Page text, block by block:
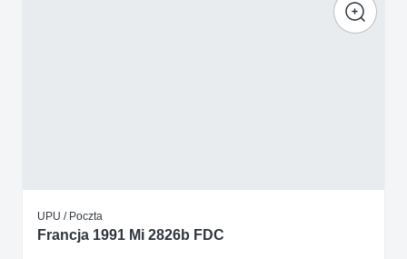
UPU / Poczta
Francja 1991 Mi 2826b FDC